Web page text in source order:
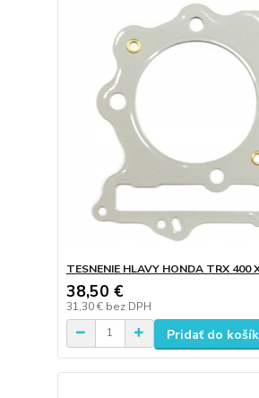
TESNENIE HLAVY HONDA TRX 400
38,50 €
31,30 € bez DPH
Pridať do